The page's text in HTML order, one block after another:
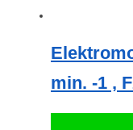
min. -1 ,